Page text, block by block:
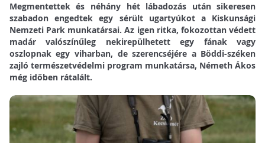
Megmentettek és néhány hét lábadozás után sikeresen
szabadon engedtek egy sérült ugartyúkot a Kiskunsági
Nemzeti Park munkatársai. Az igen ritka, fokozottan védett
madár valószínűleg nekirepülhetett egy fának vagy
oszlopnak egy viharban, de szerencséjére a Böddi-széken
zajló természetvédelmi program munkatársa, Németh Ákos
még időben rátalált.